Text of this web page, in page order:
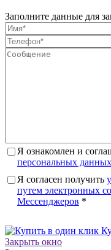
Заполните данные для
Я ознакомлен и
персональных данных
Я согласен получить
путем электронных
Мессенджеров *
Закрыть окно